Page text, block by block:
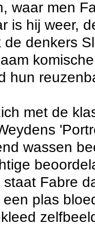
waar men
is hij weer,
denkers
hun
met de
wassen
Fabre
plas